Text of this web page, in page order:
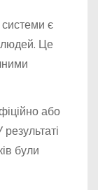
є
людей. Це
або
були